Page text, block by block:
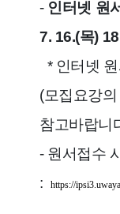
- 인터넷 원
7. 16.(목)
* 인터넷
(모집요강
참고바랍니
- 원서접수
:https://